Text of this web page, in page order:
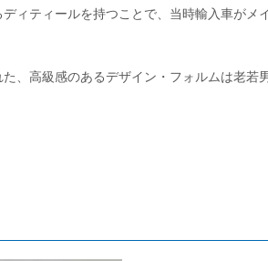
ィティールを持つことで、当時輸入車がメ
、高級感のあるデザイン・フォルムは老若